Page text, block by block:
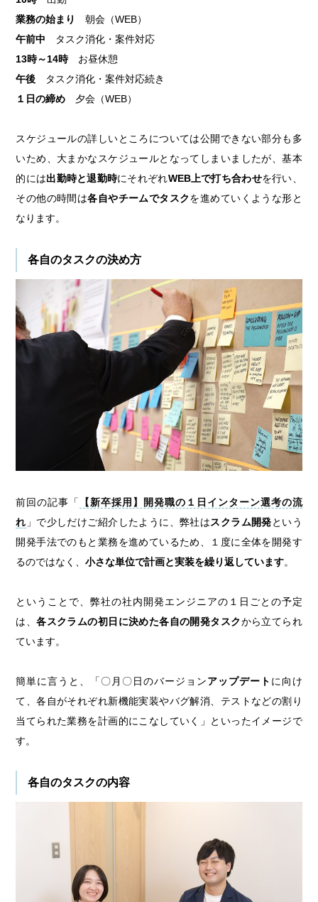
業務の始まり
朝会（WEB）
午前中 タスク消化・案件対応
13時～14時お昼休憩
午後 タスク消化・案件対応続き
１日の締め 夕会（WEB）
スケジュールの詳しいところについては公開できない部分も多
いため、大まかなスケジュールとなってしまいましたが、基本
的には出勤時と退勤時にそれぞれWEB上で打ち合わせを行い、
その他の時間は各自やチームでタスクを進めていくような形と
なります。
各自のタスクの決め方
前回の記事「
【新卒採用】開発職の１日インターン選考の流
れ 」で少しだけご紹介したように、弊社はスクラム開発という
開発手法でのもと業務を進めているため、１度に全体を開発す
るのではなく、小さな単位で計画と実装を繰り返しています。
ということで、弊社の社内開発エンジニアの１日ごとの予定
は、各スクラムの初日に決めた各自の開発タスクから立てられ
ています。
簡単に言うと、「〇月〇日のバージョンアップデート に向け
て、各自がそれぞれ新機能実装やバグ解消、テストなどの割り
当てられた業務を計画的にこなしていく」といったイメージで
す。
各自のタスクの内容